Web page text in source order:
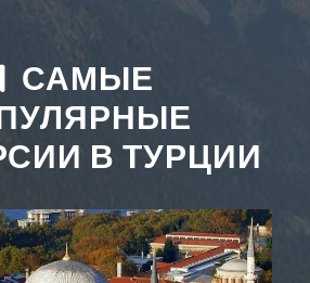
САМЫЕ
В ТУРЦИИ